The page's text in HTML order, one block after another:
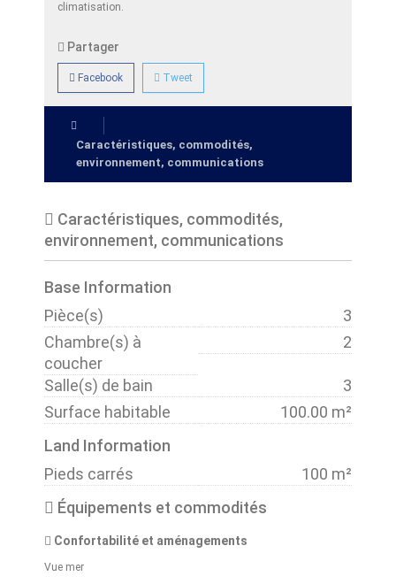
climatisation.
Partager
Facebook Tweet
Caractéristiques, commodités,
environnement, communications
Caractéristiques, commodités,
environnement, communications
Base Information
Pièce(s)
3
Chambre(s) à
coucher
2
Salle(s) de bain
3
Surface habitable
100.00 m²
Land Information
Pieds carrés
100 m²
Équipements et commodités
Confortabilité et aménagements
Vue mer